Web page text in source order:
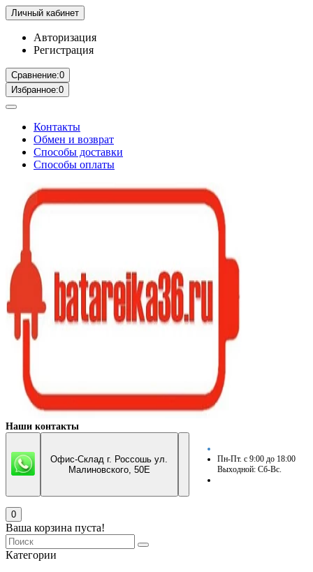
Личный кабинет
Авторизация
Регистрация
Сравнение:0
Избранное:0
Контакты
Обмен и возврат
Способы доставки
Способы оплаты
Наши контакты
Офис-Склад г. Россошь ул.
Малиновского, 50Е
Пн-Пт. с 9:00 до 18:00
Выходной: Сб-Вс.
0
Ваша корзина пуста!
Категории